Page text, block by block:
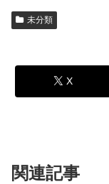
未分類
X
関連記事